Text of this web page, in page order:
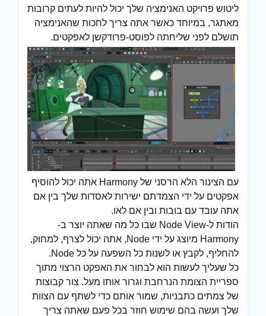
ליטוש פרויקט האנימציה שלך יכול להיות לעתים קרובות
מאתגר, במיוחד כאשר אתה צריך לחכות שהאנימציה
תושלם לפני שליחתה לפוסט-פרודקשן לאפקטים.
עם הצינור הלא הרסני של Harmony אתה יכול להוסיף
אפקטים על ידי הצמדתם ישירות לאסדות שלך בין אם
אתה עובד עם בובות ובין אם לאו.
הודות ל-Node View שבו כל מה שאתה יוצר ב-
Harmony מיוצג על ידי Node, אתה יכול לצרף, למחוק,
להחליף, לקבץ או לשנות כל השפעה על כל Node.
כל שעליך לעשות הוא לבחור את האפקט הרצוי מתוך
ספריית הצומת הנרחבת וגרור אותו מעל. צור קבוצות
של צמתים כתבניות, שמור אותם כדי לשתף עם הצוות
שלך ועשה בהם שימוש חוזר בכל פעם שאתה צריך